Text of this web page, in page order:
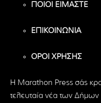
ΠΟΙΟΙ ΕΙΜΑΣΤΕ
ΕΠΙΚΟΙΝΩΝΙΑ
ΟΡΟΙ ΧΡΗΣΗΣ
H Marathon Press σάς
τελευταία νέα των